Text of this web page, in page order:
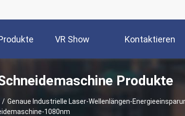
VR Show Kontaktieren
Sie Uns
Produkte
/ Genaue Industrielle Laser-Wellenlängen-
1080nm